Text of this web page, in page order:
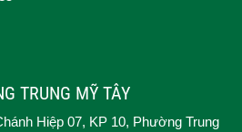
TRUNG MỸ TÂY
Hiệp 07, KP 10, Phường Trung